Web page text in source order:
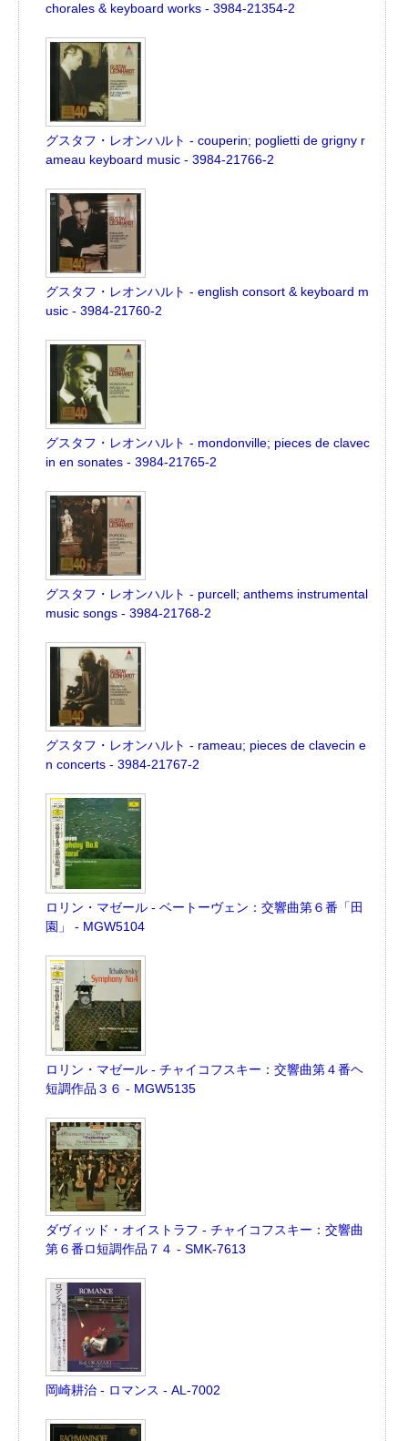
chorales & keyboard works - 3984-21354-2
グスタフ・レオンハルト - couperin; poglietti de grigny r
ameau keyboard music - 3984-21766-2
グスタフ・レオンハルト - english consort & keyboard m
usic - 3984-21760-2
グスタフ・レオンハルト - mondonville; pieces de clavec
in en sonates - 3984-21765-2
グスタフ・レオンハルト - purcell; anthems instrumental
music songs - 3984-21768-2
グスタフ・レオンハルト - rameau; pieces de clavecin e
n concerts - 3984-21767-2
ロリン・マゼール - ベートーヴェン：交響曲第６番「田
園」 - MGW5104
ロリン・マゼール - チャイコフスキー：交響曲第４番ヘ
短調作品３６ - MGW5135
ダヴィッド・オイストラフ - チャイコフスキー：交響曲
第６番ロ短調作品７４ - SMK-7613
岡崎耕治 - ロマンス - AL-7002